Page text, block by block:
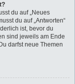
du auf „Neues
du auf „Antworten“
ist, bevor du
sind jeweils am Ende
darfst neue Themen